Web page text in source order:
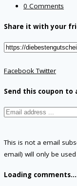
0 Comments
Share it with your
FacebookTwitter
Send this coupon to
This is not a email
email) will only be
Loading